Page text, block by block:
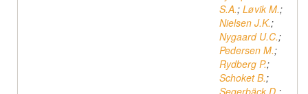
S.A.; Løvik M.;
Nielsen J.K.;
Nygaard U.C.;
Pedersen M.;
Rydberg P.;
Schoket B.;
Segerbäck D.;